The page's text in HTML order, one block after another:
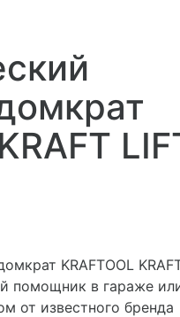
KRAFTOOL
помощник в гараже
от известного бренда